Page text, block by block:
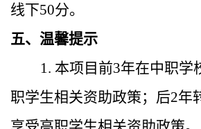
线下50分。
五、温馨提示
1. 本项目前3年在中职学
职学生相关资助政策；后2年